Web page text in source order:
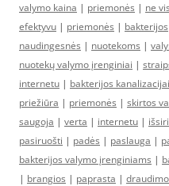
valymo kaina | priemonės | ne
efektyvu | priemonės | bakterijos
naudingesnės | nuotekoms |
nuotekų valymo įrenginiai |
internetu | bakterijos kanalizacijai
priežiūra | priemonės | skirtos
saugoja | verta | internetu |
pasiruošti | padės | paslauga |
bakterijos valymo įrenginiams |
| brangios | paprasta |